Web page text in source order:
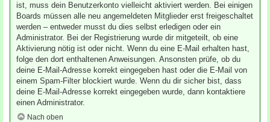
ist, muss dein Benutzerkonto vielleicht aktiviert werden. Bei einigen
Boards müssen alle neu angemeldeten Mitglieder erst freigeschaltet
werden – entweder musst du dies selbst erledigen oder ein
Administrator. Bei der Registrierung wurde dir mitgeteilt, ob eine
Aktivierung nötig ist oder nicht. Wenn du eine E-Mail erhalten hast,
folge den dort enthaltenen Anweisungen. Ansonsten prüfe, ob du
deine E-Mail-Adresse korrekt eingegeben hast oder die E-Mail von
einem Spam-Filter blockiert wurde. Wenn du dir sicher bist, dass
deine E-Mail-Adresse korrekt eingegeben wurde, dann kontaktiere
einen Administrator.
Nach oben